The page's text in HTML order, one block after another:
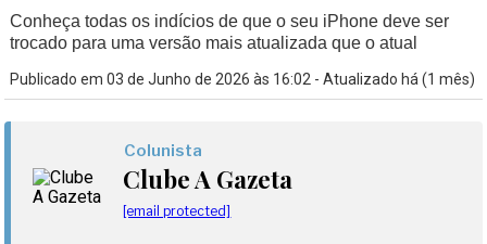
Conheça todas os indícios de que o seu iPhone deve ser
trocado para uma versão mais atualizada que o atual
Publicado em 03 de Junho de 2026 às 16:02 - Atualizado há (1 mês)
Colunista
Clube A Gazeta
[email protected]